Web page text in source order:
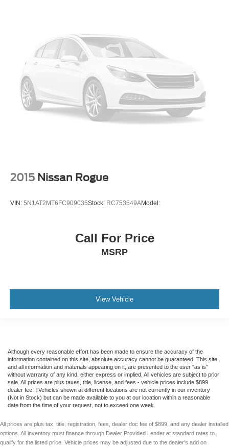
2015 Nissan Rogue
VIN: 5N1AT2MT6FC909035Stock: RC753549AModel:
Call For Price
MSRP
View Vehicle
Although every reasonable effort has been made to ensure the accuracy of the
information contained on this site, absolute accuracy cannot be guaranteed. This site,
and all information and materials appearing on it, are presented to the user "as is"
without warranty of any kind, either express or implied. All vehicles are subject to prior
sale. All prices are plus taxes, title, license, and fees - vehicle prices include $899
dealer fee. ‡Vehicles shown at different locations are not currently in our inventory
(Not in Stock) but can be made available to you at our location within a reasonable
date from the time of your request, not to exceed one week.
All prices are plus tax, title, registration, fees, dealer doc fee of $899, and any dealer installed
options. All inventory must finance through Dealer Provided Lender at standard rates to
qualify for the listed price. Vehicle prices may be adjusted due to the dealer's add on